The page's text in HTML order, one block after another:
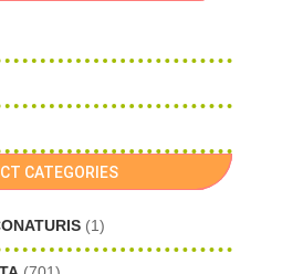
CATEGORIES
(1)